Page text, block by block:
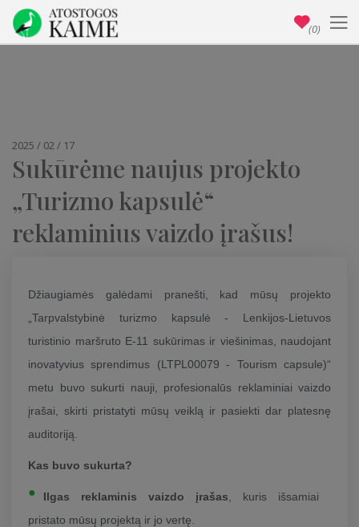
2025 / 02 / 17
Sukūrėme naujus projekto
„Turizmo kapsulė“
reklaminius vaizdo įrašus!
Džiaugiamės galėdami pranešti, kad mūsų projekto
„Tarpvalstybinė turizmo kapsulė - Lenkijos-Lietuvos
turistinio maršruto E-11 sukūrimas ir viešinimas, naudojant
inovatyvius sprendimus (LTPL00079 - Tourism capsule)“
metu buvo sukurti nauji, profesionalūs reklaminiai vaizdo
įrašai, skirti pristatyti mūsų veiklą ir pasiekti dar platesnę
auditoriją.
Kas buvo sukurta?
Ilgas reklaminis vaizdo įrašas , kuris išsamiai
pristato mūsų projektą ir jo vertę.
(0)